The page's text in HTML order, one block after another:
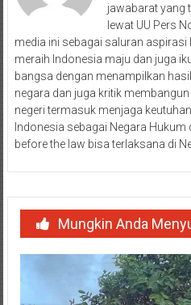
jawabarat yang
lewat UU Pers
media ini sebagai saluran
meraih Indonesia maju dan juga
bangsa dengan menampilkan
negara dan juga kritik
negeri termasuk menjaga
Indonesia sebagai Negara
before the law bisa terlaksana di
Mungkin Anda